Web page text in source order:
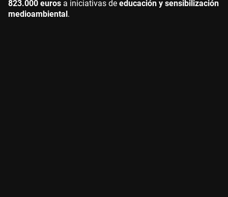
823.000 euros a iniciativas de educación y sensibilización
medioambiental.